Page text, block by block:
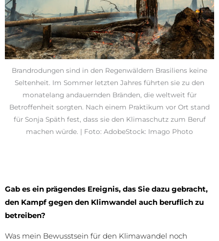
Brandrodungen sind in den Regenwäldern Brasiliens keine
Seltenheit. Im Sommer letzten Jahres führten sie zu den
monatelang andauernden Bränden, die weltweit für
Betroffenheit sorgten. Nach einem Praktikum vor Ort stand
für Sonja Späth fest, dass sie den Klimaschutz zum Beruf
machen würde. | Foto: AdobeStock: Imago Photo
Gab es ein prägendes Ereignis, das Sie dazu gebracht,
den Kampf gegen den Klimwandel auch beruflich zu
betreiben?
Was mein Bewusstsein für den Klimawandel noch